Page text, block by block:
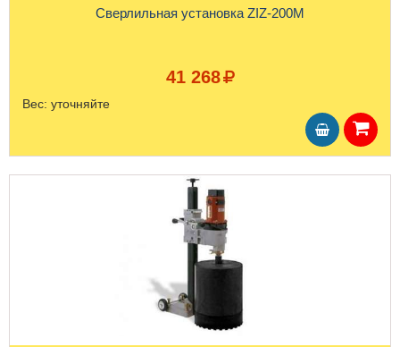
Сверлильная установка ZIZ-200M
41 268
Вес: уточняйте